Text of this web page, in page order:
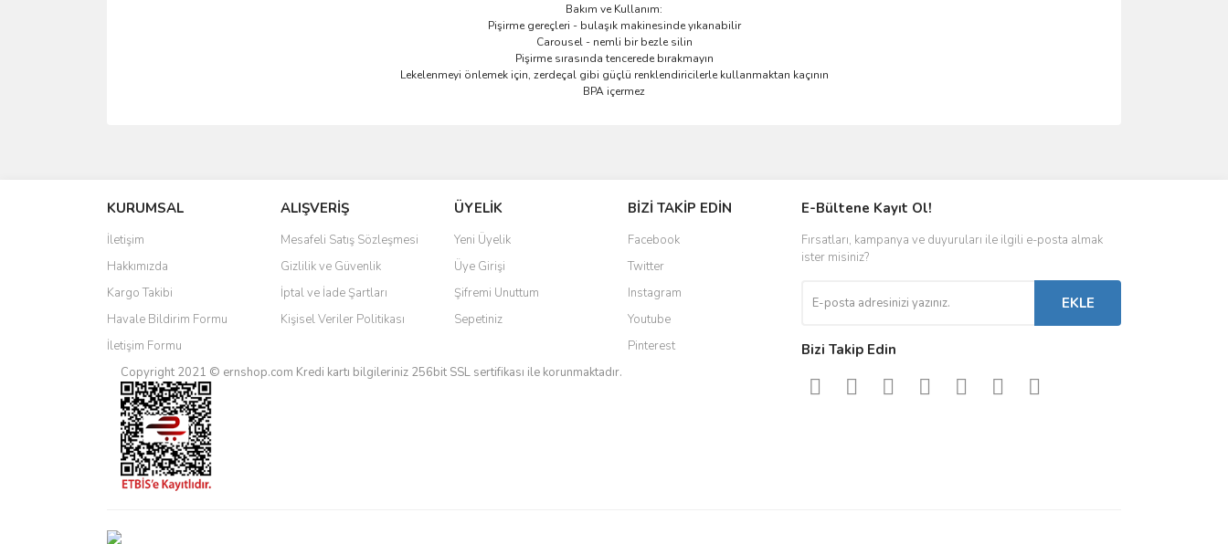
Bakım ve Kullanım:
Pişirme gereçleri - bulaşık makinesinde yıkanabilir
Carousel - nemli bir bezle silin
Pişirme sırasında tencerede bırakmayın
Lekelenmeyi önlemek için, zerdeçal gibi güçlü renklendiricilerle kullanmaktan kaçının
BPA içermez
Ürün resmi kalitesiz, bozuk veya görüntülenemiyor.
Ürün açıklamasında eksik bilgiler bulunuyor.
Ürün bilgilerinde hatalar bulunuyor.
Ürün fiyatı diğer sitelerden daha pahalı.
Bu ürüne benzer farklı alternatifler olmalı.
KURUMSAL
İletişim
Hakkımızda
Kargo Takibi
Havale Bildirim Formu
İletişim Formu
ALIŞVERİŞ
Mesafeli Satış Sözleşmesi
Gizlilik ve Güvenlik
İptal ve İade Şartları
Kişisel Veriler Politikası
ÜYELİK
Yeni Üyelik
Üye Girişi
Şifremi Unuttum
Sepetiniz
BİZİ TAKİP EDİN
Facebook
Twitter
Instagram
Youtube
Pinterest
Copyright 2021 © ernshop.com Kredi kartı bilgileriniz 256bit SSL sertifikası ile korunmaktadır.
E-Bültene Kayıt Ol!
Fırsatları, kampanya ve duyuruları ile ilgili e-posta almak
ister misiniz?
EKLE
Bizi Takip Edin